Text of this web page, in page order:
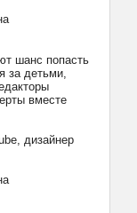
шанс попасть
за детьми,
вместе
дизайнер